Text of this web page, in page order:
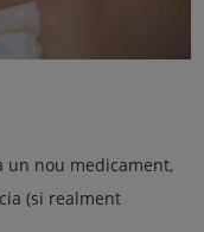
un nou medicament,
(si realment